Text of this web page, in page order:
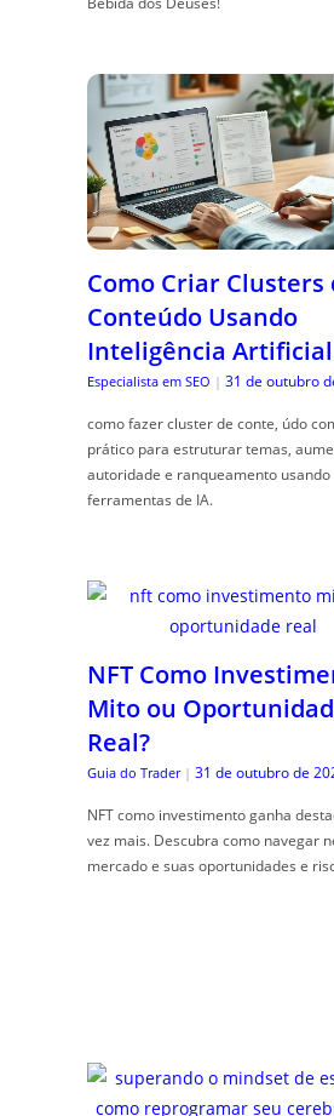
Como Criar Clusters
Conteúdo Usando
Inteligência Artificial
Especialista em SEO | 31 de outubro
como fazer cluster de conte, údo
prático para estruturar temas,
autoridade e ranqueamento usando
ferramentas de IA.
NFT Como
Mito ou
Real?
Guia do Trader | 31 de outubro de
NFT como investimento ganha
vez mais. Descubra como navegar
mercado e suas oportunidades e